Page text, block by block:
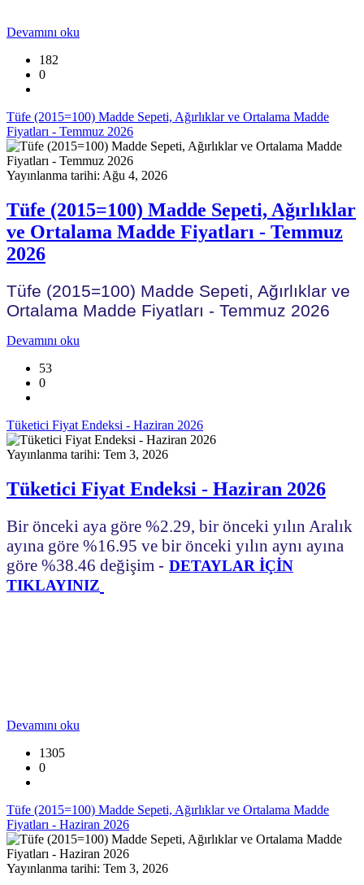
Devamını oku
182
0
Tüfe (2015=100) Madde Sepeti, Ağırlıklar ve Ortalama Madde
Fiyatları - Temmuz 2026
Yayınlanma tarihi: Ağu 4, 2026
Tüfe (2015=100) Madde Sepeti, Ağırlıklar
ve Ortalama Madde Fiyatları - Temmuz
2026
Tüfe (2015=100) Madde Sepeti, Ağırlıklar ve
Ortalama Madde Fiyatları - Temmuz 2026
Devamını oku
53
0
Tüketici Fiyat Endeksi - Haziran 2026
Yayınlanma tarihi: Tem 3, 2026
Tüketici Fiyat Endeksi - Haziran 2026
Bir önceki aya göre %2.29, bir önceki yılın Aralık
ayına göre %16.95 ve bir önceki yılın aynı ayına
göre %38.46 değişim - DETAYLAR İÇİN
TIKLAYINIZ
Devamını oku
1305
0
Tüfe (2015=100) Madde Sepeti, Ağırlıklar ve Ortalama Madde
Fiyatları - Haziran 2026
Yayınlanma tarihi: Tem 3, 2026